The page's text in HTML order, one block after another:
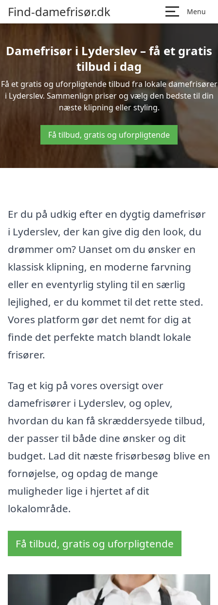
Find-damefrisør.dk Menu
Damefrisør i Lyderslev – få et gratis
tilbud i dag
Få et gratis og uforpligtende tilbud fra lokale damefrisører
i Lyderslev. Sammenlign priser og vælg den bedste til din
næste klipning eller styling.
Få tilbud, gratis og uforpligtende
Er du på udkig efter en dygtig damefrisør
i Lyderslev, der kan give dig den look, du
drømmer om? Uanset om du ønsker en
klassisk klipning, en moderne farvning
eller en eventyrlig styling til en særlig
lejlighed, er du kommet til det rette sted.
Vores platform gør det nemt for dig at
finde det perfekte match blandt lokale
frisører.
Tag et kig på vores oversigt over
damefrisører i Lyderslev, og oplev,
hvordan du kan få skræddersyede tilbud,
der passer til både dine ønsker og dit
budget. Lad dit næste frisørbesøg blive en
fornøjelse, og opdag de mange
muligheder lige i hjertet af dit
lokalområde.
Få tilbud, gratis og uforpligtende